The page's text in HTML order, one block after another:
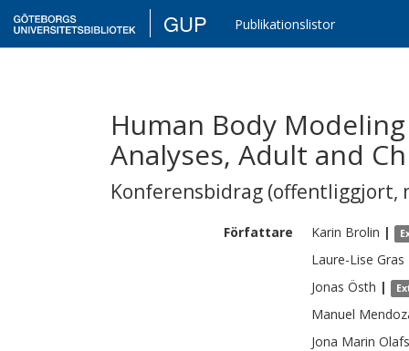
GUP Publikationslistor
Human Body
Analyses, Adult and
Konferensbidrag (offentliggjort,
Författare Karin Brolin |
Laure-Lise Gras
Jonas Östh |
Manuel
Jona Marin